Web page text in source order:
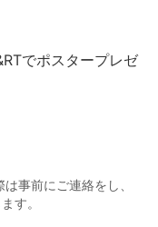
でポスタープレゼ
事前にご連絡をし、
す。